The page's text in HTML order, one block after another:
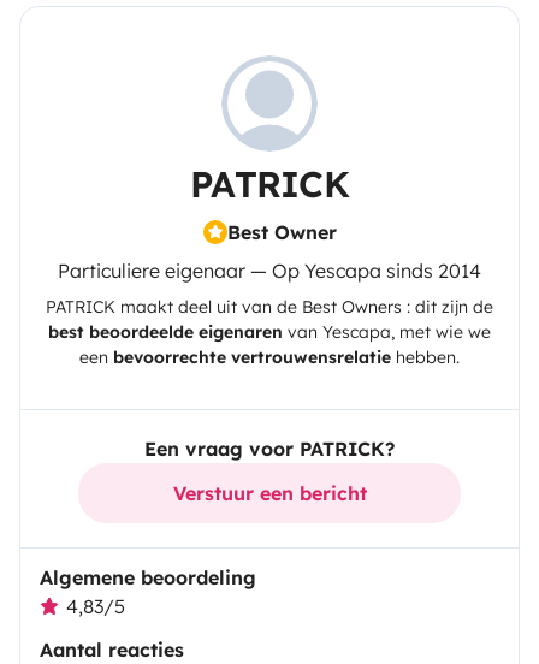
PATRICK
Best Owner
Particuliere eigenaar — Op Yescapa sinds 2014
PATRICK maakt deel uit van de Best Owners : dit zijn de
best beoordeelde eigenaren van Yescapa, met wie we
een bevoorrechte vertrouwensrelatie hebben.
Een vraag voor PATRICK?
Verstuur een bericht
Algemene beoordeling
4,83/5
Aantal reacties